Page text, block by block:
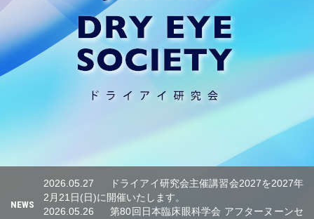
NEWS
2026.05.27
ドライアイ研究会主催講習会2027を2027年
2月21日(日)に開催いたします。
2026.05.26
第80回日本臨床眼科学会 アフターヌーンセ